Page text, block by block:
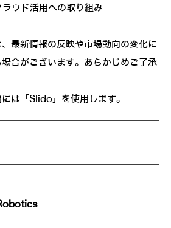
ウド活用への取り組み
最新情報の反映や市場動向の変化に
合がございます。あらかじめご了承
は「Slido」を使用します。